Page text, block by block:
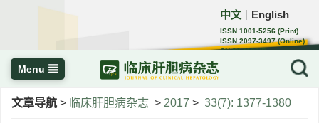
中文 English
ISSN 1001-5256 (Print)
ISSN 2097-3497 (Online)
CN 22-1108/R
Menu
文章导航 > 临床肝胆病杂志 > 2017 > 33(7): 1377-1380